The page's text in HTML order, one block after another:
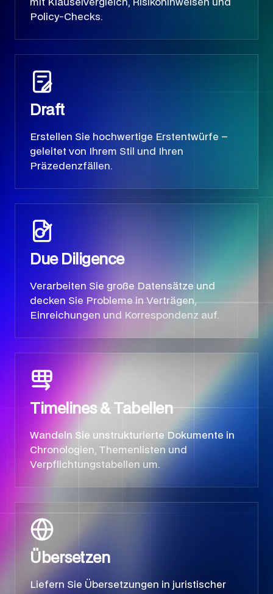
mit Klauselvergleich, Risikohinweisen und
Policy-Checks.
Draft
Erstellen Sie hochwertige Erstentwürfe –
geleitet von Ihrem Stil und Ihren
Präzedenzfällen.
Due Diligence
Verarbeiten Sie große Datensätze und
decken Sie Probleme in Verträgen,
Einreichungen und Korrespondenz auf.
Timelines & Tabellen
Wandeln Sie unstrukturierte Dokumente in
Chronologien, Themenlisten und
Verpflichtungstabellen um.
Übersetzen
Liefern Sie Übersetzungen in juristischer